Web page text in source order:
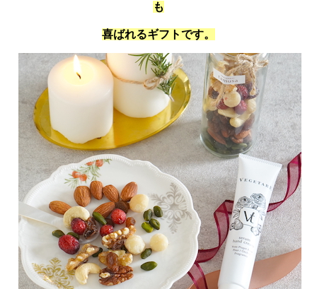
も
喜ばれるギフトです。